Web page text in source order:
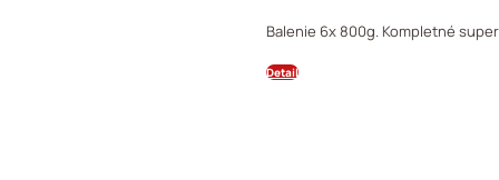
Balenie 6x 800g. Kompletné
Detail